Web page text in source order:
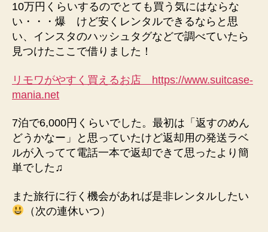
10万円くらいするのでとても買う気にはならな
い・・・爆 けど安くレンタルできるならと思
い、インスタのハッシュタグなどで調べていたら
見つけたここで借りました！
リモワがやすく買えるお店 https://www.suitcase-
mania.net
7泊で6,000円くらいでした。最初は「返すのめん
どうかなー」と思っていたけど返却用の発送ラベ
ルが入ってて電話一本で返却できて思ったより簡
単でした♫
また旅行に行く機会があれば是非レンタルしたい
（次の連休いつ）